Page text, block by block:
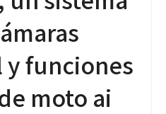
funciones
moto ai